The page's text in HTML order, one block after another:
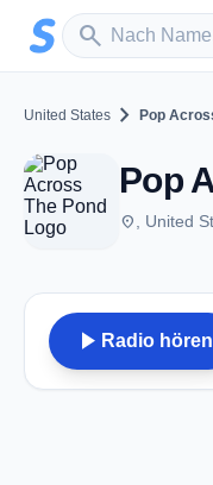
Zum Hauptinhalt springen
search
Sender suchen
United States chevron_right Pop
Pop
place , United
play_arrow Radio hören